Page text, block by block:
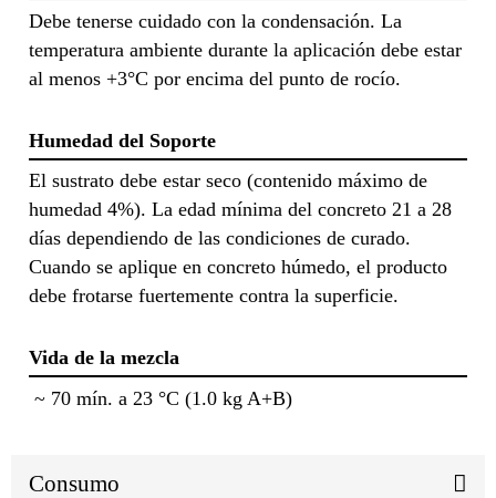
Debe tenerse cuidado con la condensación. La
temperatura ambiente durante la aplicación debe estar
al menos +3°C por encima del punto de rocío.
Humedad del Soporte
El sustrato debe estar seco (contenido máximo de
humedad 4%). La edad mínima del concreto 21 a 28
días dependiendo de las condiciones de curado.
Cuando se aplique en concreto húmedo, el producto
debe frotarse fuertemente contra la superficie.
Vida de la mezcla
~ 70 mín. a 23 °C (1.0 kg A+B)
Consumo